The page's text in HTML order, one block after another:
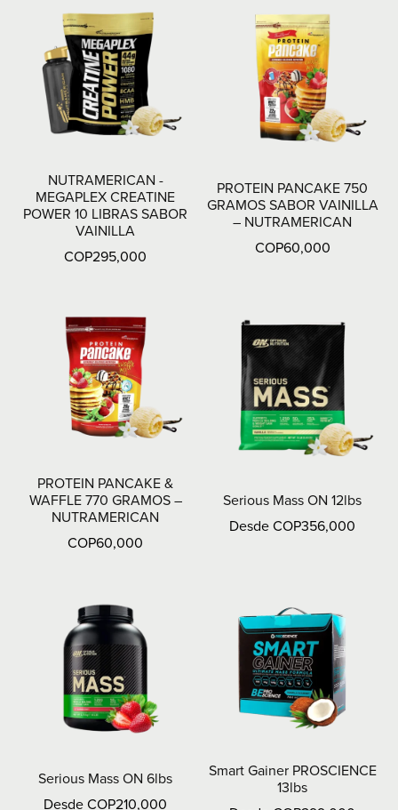
NUTRAMERICAN -
MEGAPLEX CREATINE
POWER 10 LIBRAS SABOR
VAINILLA
COP295,000
PROTEIN PANCAKE 750
GRAMOS SABOR VAINILLA
– NUTRAMERICAN
COP60,000
PROTEIN PANCAKE &
WAFFLE 770 GRAMOS –
NUTRAMERICAN
COP60,000
Serious Mass ON 12lbs
Desde COP356,000
Serious Mass ON 6lbs
Desde COP210,000
Smart Gainer PROSCIENCE
13lbs